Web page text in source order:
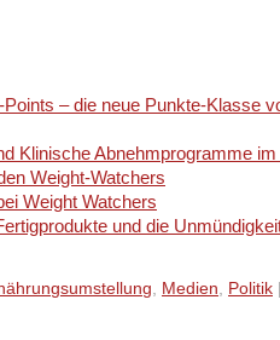
– die neue Punkte-Klasse
Klinische Abnehmprogramme im
Weight-Watchers
Weight Watchers
und die
, Medien, Politik